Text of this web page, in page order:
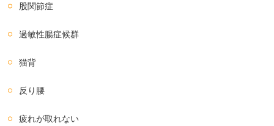
股関節症
過敏性腸症候群
猫背
反り腰
疲れが取れない